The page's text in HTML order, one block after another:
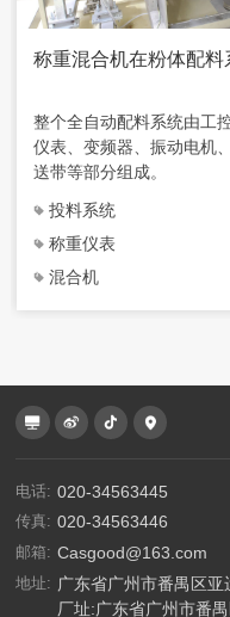
称重混合机在粉体配
整个全自动配料系统由工
仪表、变频器、振动电机
送带等部分组成。
投料系统
称重仪表
混合机
电话: 020-34563445
传真: 020-34563446
邮箱: Casgood@163.com
地址: 广东省广州市番禺区
厂址:广东省广州市番